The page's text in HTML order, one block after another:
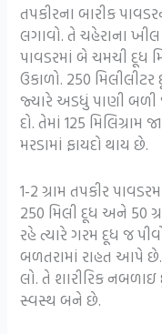
તપકીરના બારીક
લગાવો. તે ચહેરાના
પાવડરમાં બે ચમચી દૂધ
ઉકાળો. 250
જ્યારે અડધું પાણી બળી
દો. તેમાં 125 મિલિગ્રામ
મરડામાં ફાયદો થાય છે.
1-2 ગ્રામ તપકીર
250 મિલી દૂધ અને 50
રહે ત્યારે ગરમ દૂધ જ
બળતરામાં રાહત આપે છે.
લો. તે શારીરિક
સ્વસ્થ બને છે.